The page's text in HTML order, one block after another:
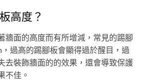
高度？
牆面的高度而有所增減，常見的踢腳
過高的踢腳板會顯得過於醒目，過
去裝飾牆面的的效果，還會導致保護
不佳。